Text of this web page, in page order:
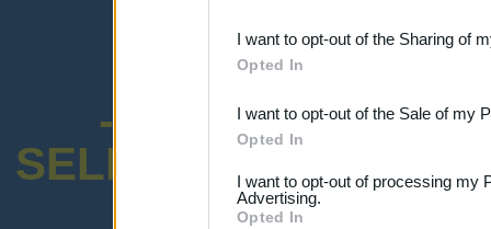
Downstream Participants
third parties.
I want to opt-out of the Sharing of
Opted In
I want to opt-out of the Sale of my
Opted In
I want to opt-out of processing my
Advertising.
Opted In
-ENCUESTA
SELECTIVO